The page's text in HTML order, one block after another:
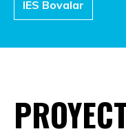
IES Bovalar